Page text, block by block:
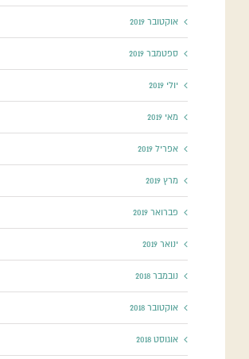
אוקטובר 2019
ספטמבר 2019
יולי 2019
מאי 2019
אפריל 2019
מרץ 2019
פברואר 2019
ינואר 2019
נובמבר 2018
אוקטובר 2018
אוגוסט 2018